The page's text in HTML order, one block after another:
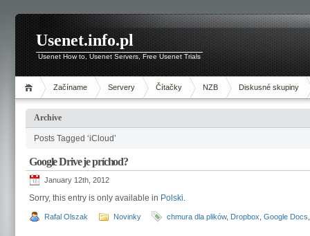
Usenet.info.pl
Usenet How to, Usenet Servers, Free Usenet Trials
Začíname Servery Čítačky NZB Diskusné skupiny
Archive
Posts Tagged ‘iCloud’
Google Drive je príchod?
January 12th, 2012
Sorry, this entry is only available in Polski.
Rafal Olszak Novinky chmura dla plików, Dropbox Google Docs